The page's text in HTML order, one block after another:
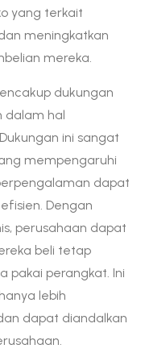
yang terkait
meningkatkan
mereka.
dukungan
dalam hal
ini sangat
mempengaruhi
dapat
Dengan
perusahaan dapat
beli tetap
pakai perangkat. Ini
lebih
dapat diandalkan